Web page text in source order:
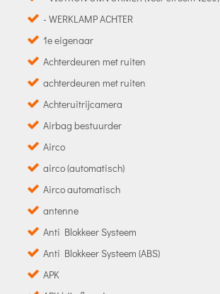
- WERKLAMP ACHTER
1e eigenaar
Achterdeuren met ruiten
achterdeuren met ruiten
Achteruitrijcamera
Airbag bestuurder
Airco
airco (automatisch)
Airco automatisch
antenne
Anti Blokkeer Systeem
Anti Blokkeer Systeem (ABS)
APK